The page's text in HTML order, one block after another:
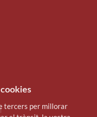
tercers per millorar